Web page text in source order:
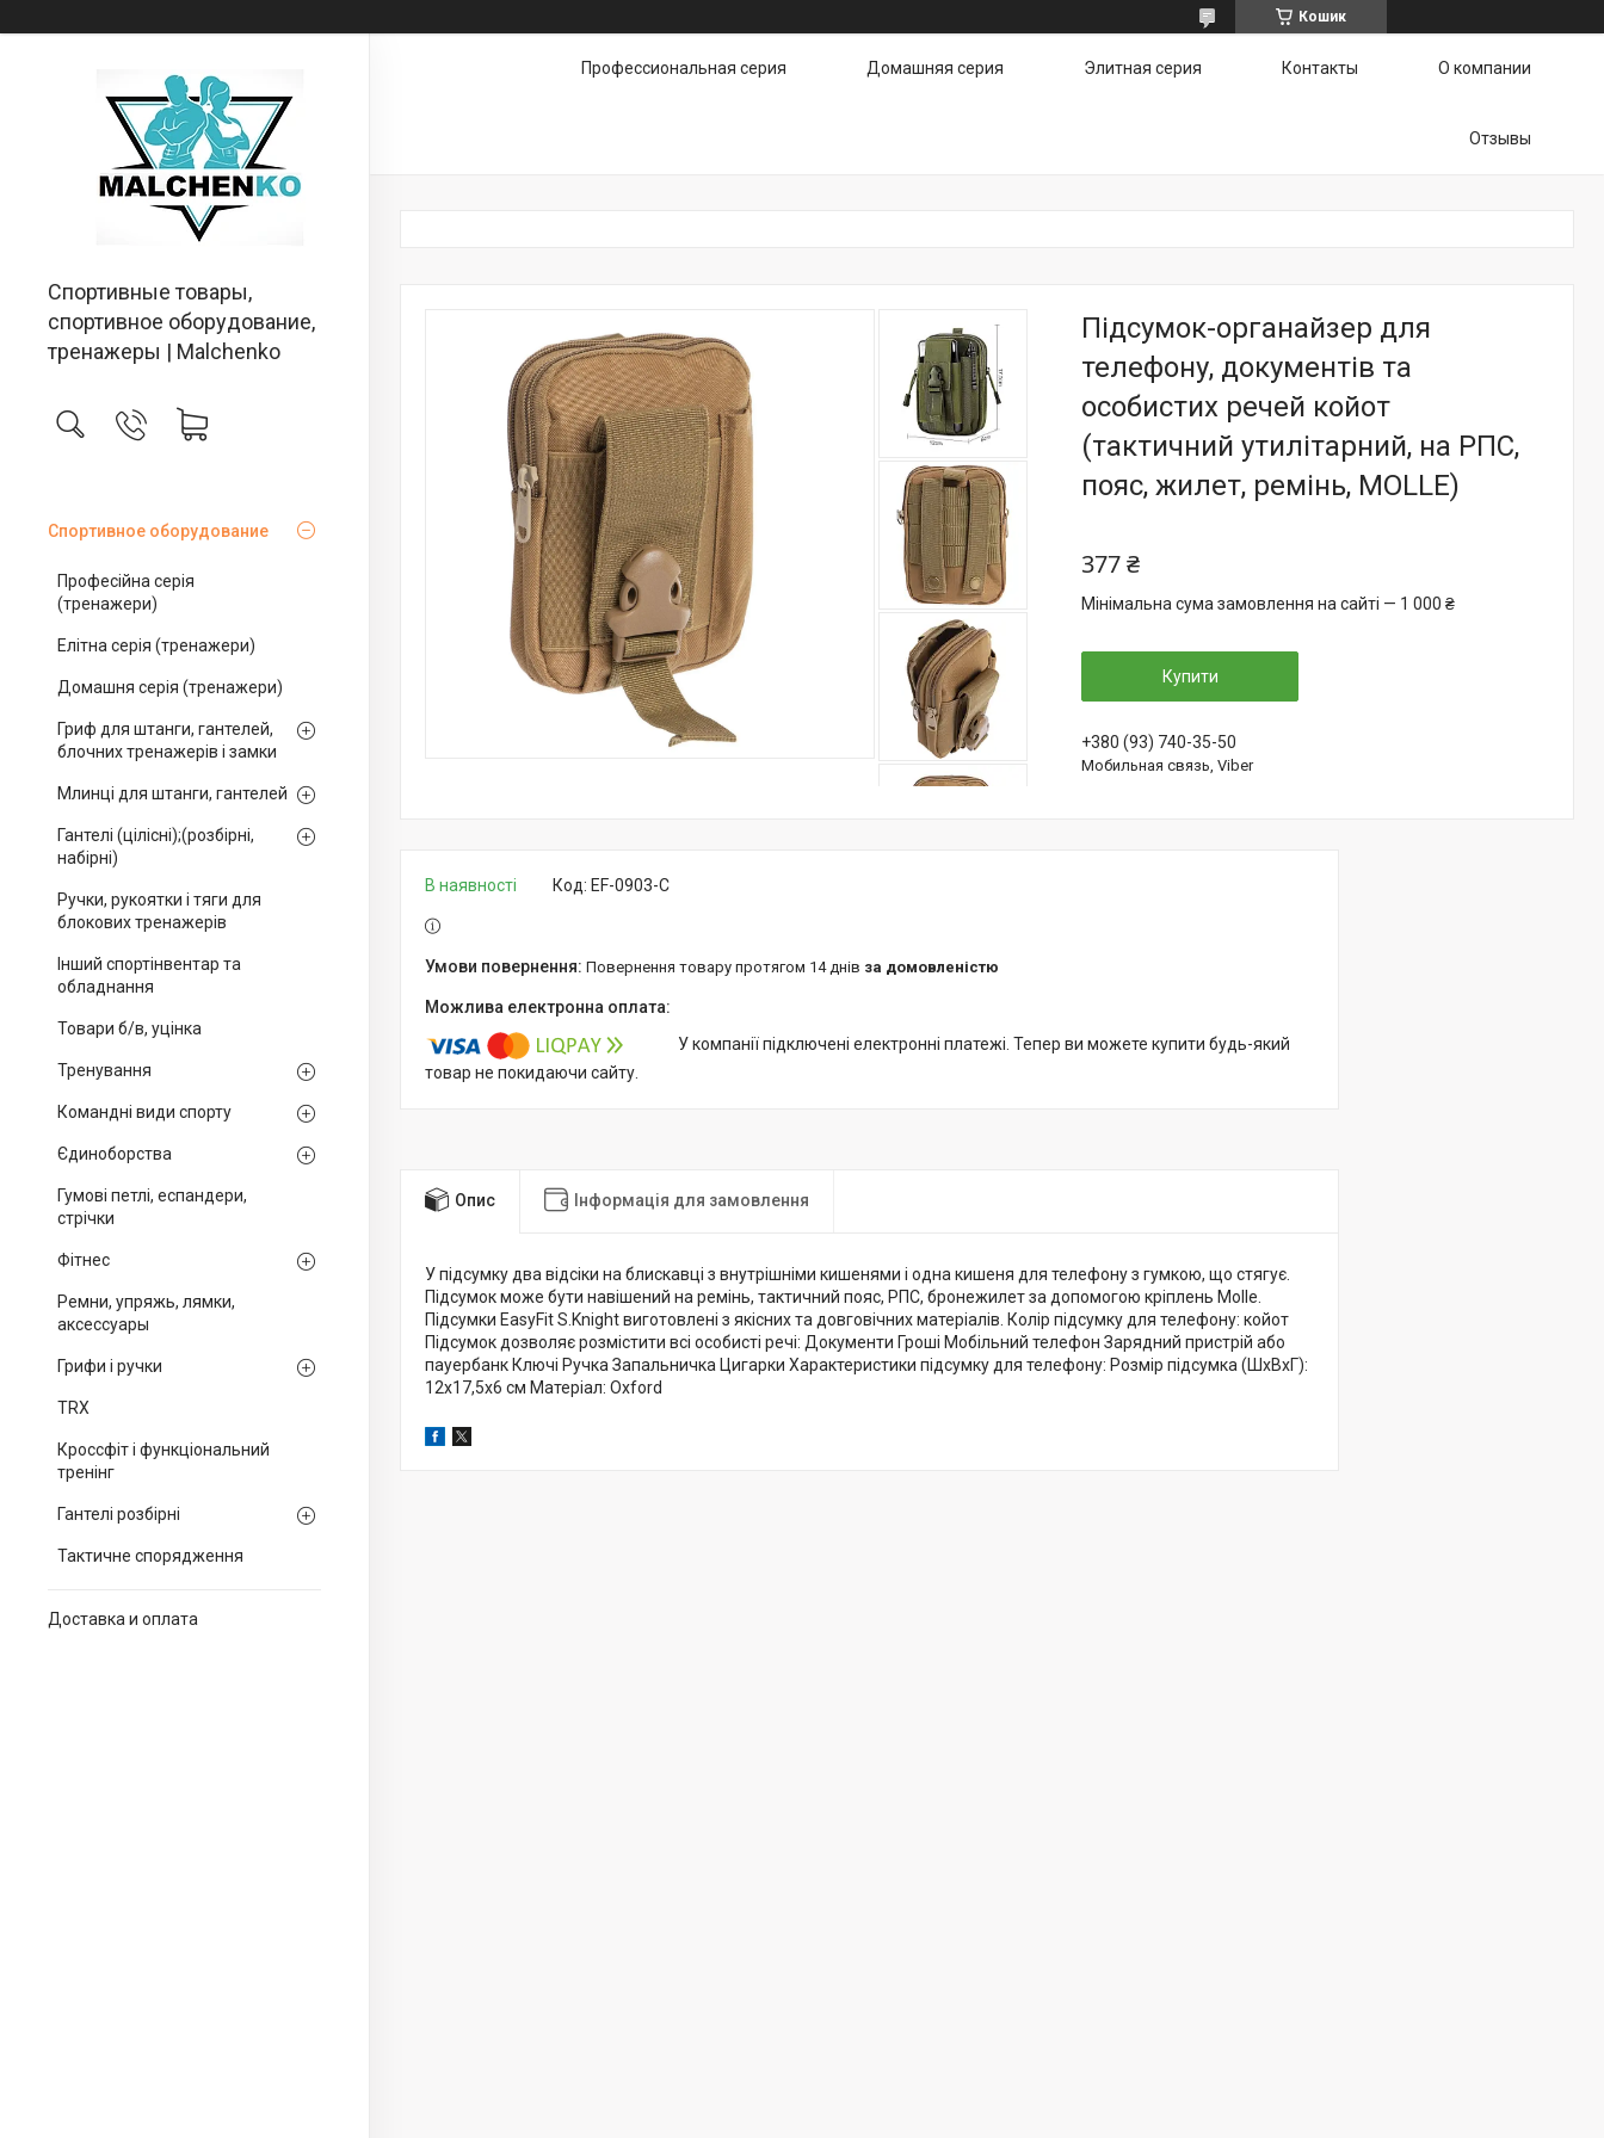
Кошик
Спортивные товары,
спортивное оборудование,
тренажеры | Malchenko
Спортивное оборудование
Професійна серія
(тренажери)
Елітна серія (тренажери)
Домашня серія (тренажери)
Гриф для штанги, гантелей,
блочних тренажерів і замки
Млинці для штанги, гантелей
Гантелі (цілісні);(розбірні,
набірні)
Ручки, рукоятки і тяги для
блокових тренажерів
Інший спортінвентар та
обладнання
Товари б/в, уцінка
Тренування
Командні види спорту
Єдиноборства
Гумові петлі, еспандери,
стрічки
Фітнес
Ремни, упряжь, лямки,
аксессуары
Грифи і ручки
TRX
Кроссфіт і функціональний
тренінг
Гантелі розбірні
Тактичне спорядження
Доставка и оплата
Профессиональная серия Домашняя серия Элитная серия Контакты О компании
Отзывы
Підсумок-органайзер для
телефону, документів та
особистих речей койот
(тактичний утилітарний, на РПС,
пояс, жилет, ремінь, MOLLE)
377 ₴
Мінімальна сума замовлення на сайті — 1 000 ₴
Купити
+380 (93) 740-35-50
Мобильная связь, Viber
В наявності Код: EF-0903-C
повернення товару протягом 14 днів за домовленістю
У компанії підключені електронні платежі. Тепер ви можете купити будь-який
товар не покидаючи сайту.
Опис Інформація для замовлення
У підсумку два відсіки на блискавці з внутрішніми кишенями і одна кишеня для телефону з гумкою, що стягує.
Підсумок може бути навішений на ремінь, тактичний пояс, РПС, бронежилет за допомогою кріплень Molle.
Підсумки EasyFit S.Knight виготовлені з якісних та довговічних матеріалів. Колір підсумку для телефону: койот
Підсумок дозволяє розмістити всі особисті речі: Документи Гроші Мобільний телефон Зарядний пристрій або
пауербанк Ключі Ручка Запальничка Цигарки Характеристики підсумку для телефону: Розмір підсумка (ШхВхГ):
12х17,5х6 см Матеріал: Oxford